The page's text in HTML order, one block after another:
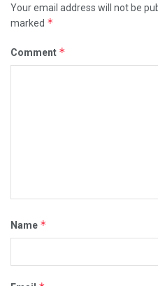
Your email address will not be
marked *
Comment *
Name *